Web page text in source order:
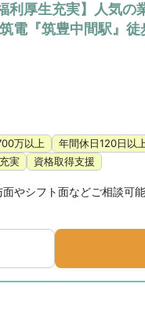
利厚生充実】人気
電『筑豊中間駅』
万以上 年間休日120日以
実 資格取得支援
やシフト面などご相談可